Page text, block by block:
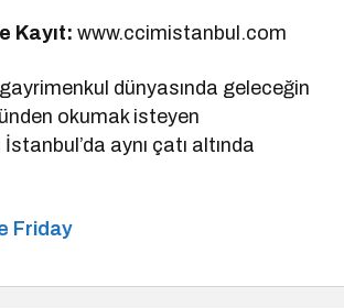
Kayıt:www.ccimistanbul.com
dünyasında geleceğin
okumak isteyen
aynı çatı altında
Friday